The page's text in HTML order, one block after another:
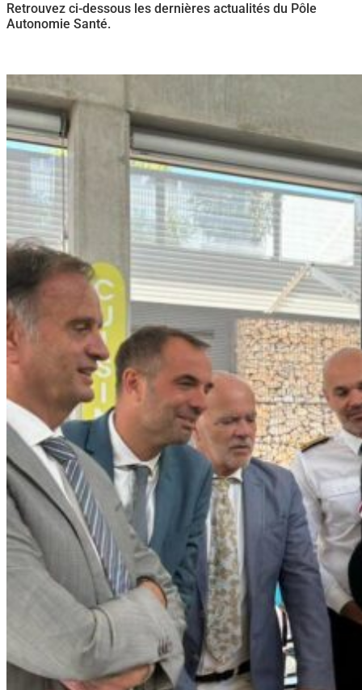
Retrouvez ci-dessous les dernières actualités du Pôle
Autonomie Santé.